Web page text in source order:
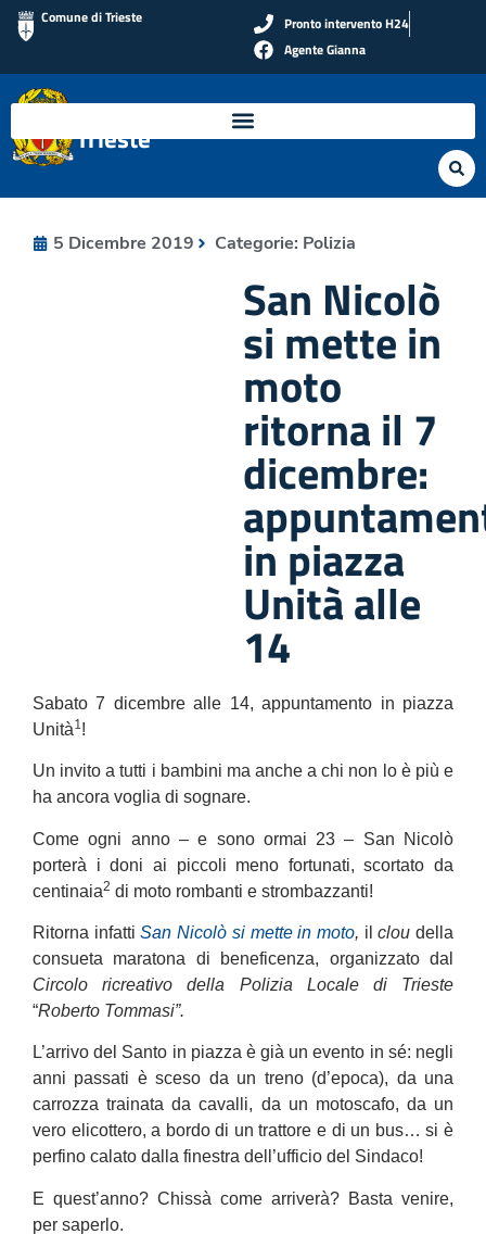
Comune di Trieste
Pronto intervento H24
Agente Gianna
Polizia Locale di
Trieste
5 Dicembre 2019 Categorie: Polizia
San Nicolò
si mette in
moto
ritorna il 7
dicembre:
in piazza
Unità alle
14
Sabato 7 dicembre alle 14, appuntamento in piazza
Unità1!
Un invito a tutti i bambini ma anche a chi non lo è più e
ha ancora voglia di sognare.
Come ogni anno – e sono ormai 23 – San Nicolò
porterà i doni ai piccoli meno fortunati, scortato da
centinaia2 di moto rombanti e strombazzanti!
Ritorna infattiSan Nicolò si mette in moto, ilclou della
consueta maratona di beneficenza, organizzato dal
Circolo ricreativo della Polizia Locale di Trieste
“Roberto Tommasi”.
L’arrivo del Santo in piazza è già un evento in sé: negli
anni passati è sceso da un treno (d’epoca), da una
carrozza trainata da cavalli, da un motoscafo, da un
vero elicottero, a bordo di un trattore e di un bus… si è
perfino calato dalla finestra dell’ufficio del Sindaco!
E quest’anno? Chissà come arriverà? Basta venire,
per saperlo.